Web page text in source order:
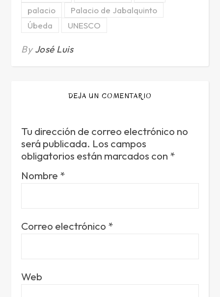
palacio
Palacio de Jabalquinto
Úbeda
UNESCO
ByJosé Luis
DEJA UN COMENTARIO
Tu dirección de correo electrónico no
será publicada. Los campos
obligatorios están marcados con *
Nombre *
Correo electrónico *
Web